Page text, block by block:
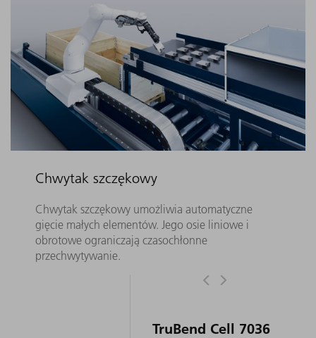
Chwytak szczękowy
Chwytak szczękowy umożliwia automatyczne
gięcie małych elementów. Jego osie liniowe i
obrotowe ograniczają czasochłonne
przechwytywanie.
TruBend Cell 7036